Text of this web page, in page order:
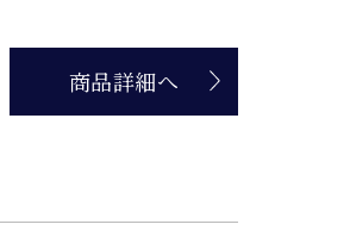
商品詳細へ